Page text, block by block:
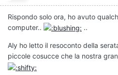
Rispondo solo ora, ho avuto
computer..
..
Aly ho letto il resoconto della
piccole cosucce che la nostra